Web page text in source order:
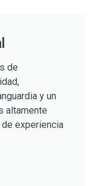
de
y un
altamente
experiencia